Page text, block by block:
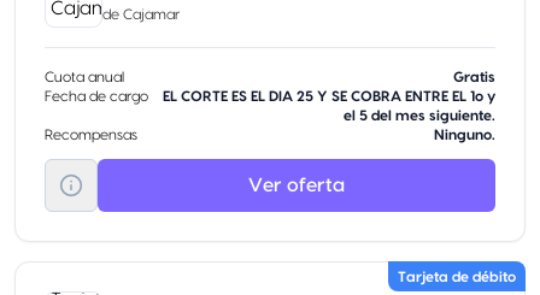
de Cajamar
Cuota anual
Gratis
Fecha de cargo
EL CORTE ES EL DIA 25 Y SE COBRA ENTRE EL 1o y
el 5 del mes siguiente.
Recompensas
Ninguno.
Ver oferta
Tarjeta de débito